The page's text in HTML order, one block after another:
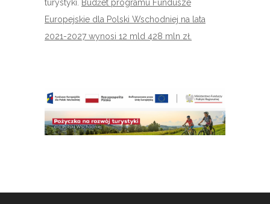
turystyki.
Budżet programu Fundusze
Europejskie dla Polski Wschodniej na lata
2021-2027 wynosi 12 mld 428 mln zł.